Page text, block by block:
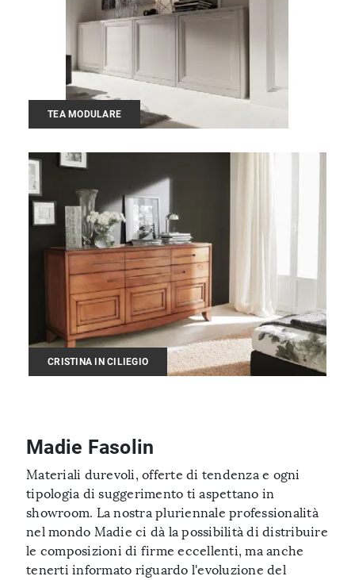
TEA MODULARE
CRISTINA IN CILIEGIO
Madie Fasolin
Materiali durevoli, offerte di tendenza e ogni
tipologia di suggerimento ti aspettano in
showroom. La nostra pluriennale professionalità
nel mondo Madie ci dà la possibilità di distribuire
le composizioni di firme eccellenti, ma anche
tenerti informato riguardo l'evoluzione del